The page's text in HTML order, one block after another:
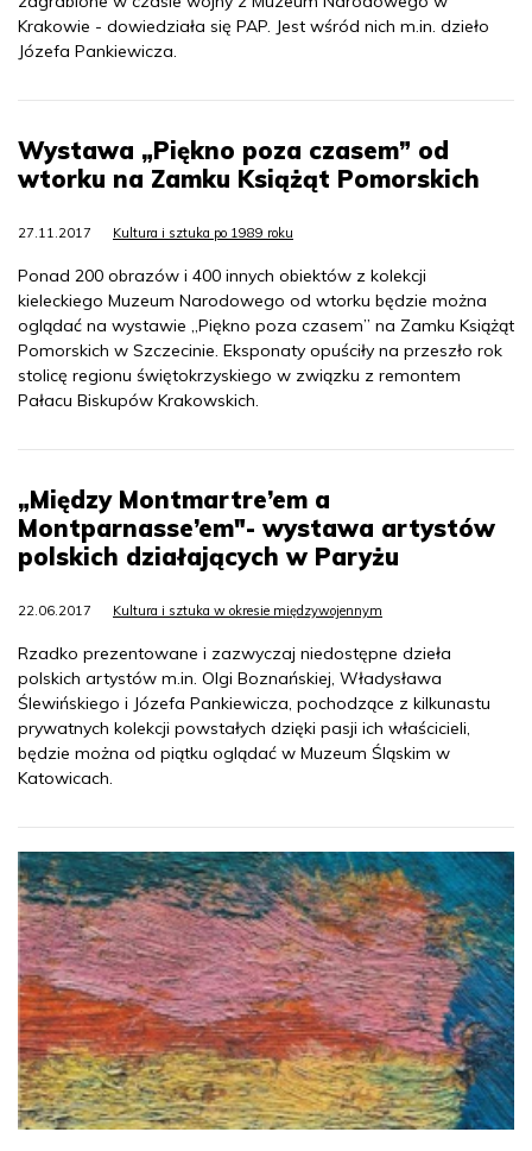
Krakowie - dowiedziała się PAP. Jest wśród nich m.in. dzieło
Józefa Pankiewicza.
Wystawa „Piękno poza czasem” od
wtorku na Zamku Książąt Pomorskich
27.11.2017 Kultura i sztuka po 1989 roku
Ponad 200 obrazów i 400 innych obiektów z kolekcji
kieleckiego Muzeum Narodowego od wtorku będzie można
oglądać na wystawie „Piękno poza czasem” na Zamku Książąt
Pomorskich w Szczecinie. Eksponaty opuściły na przeszło rok
stolicę regionu świętokrzyskiego w związku z remontem
Pałacu Biskupów Krakowskich.
„Między Montmartre’em a
Montparnasse’em"- wystawa artystów
polskich działających w Paryżu
22.06.2017 Kultura i sztuka w okresie międzywojennym
Rzadko prezentowane i zazwyczaj niedostępne dzieła
polskich artystów m.in. Olgi Boznańskiej, Władysława
Ślewińskiego i Józefa Pankiewicza, pochodzące z kilkunastu
prywatnych kolekcji powstałych dzięki pasji ich właścicieli,
będzie można od piątku oglądać w Muzeum Śląskim w
Katowicach.